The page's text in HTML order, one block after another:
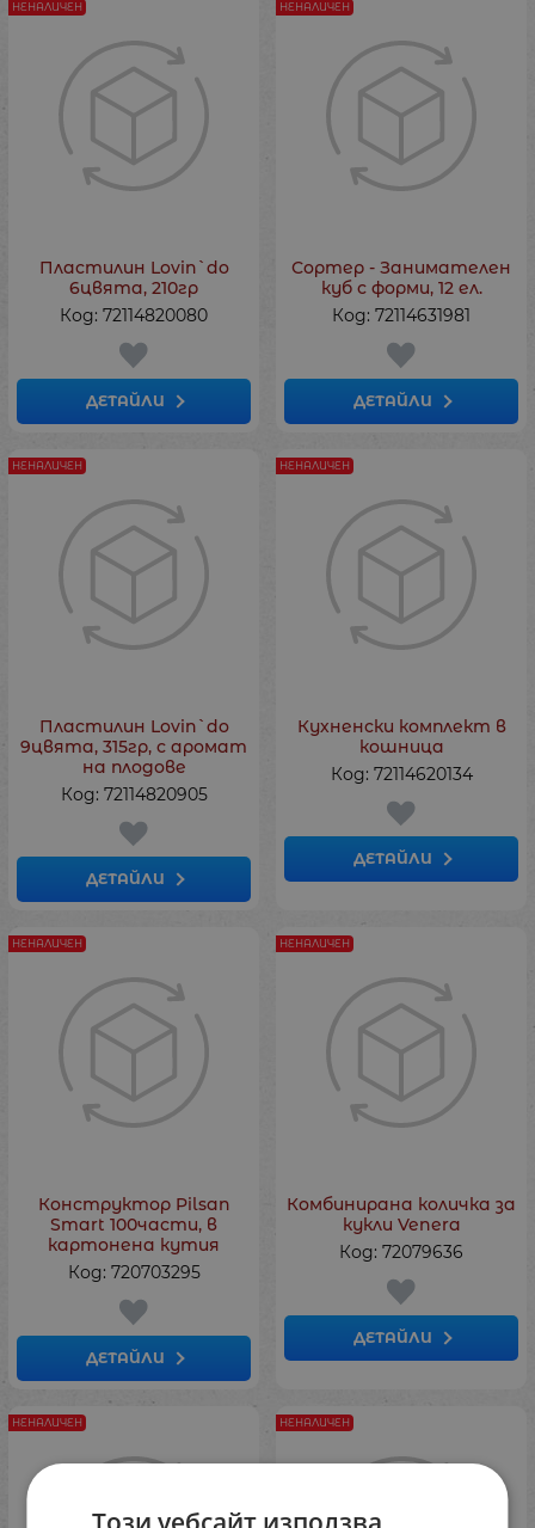
Пластилин Lovin`do
6цвята, 210гр
Код: 72114820080
ДЕТАЙЛИ
НЕНАЛИЧЕН
Сортер - Занимателен
куб с форми, 12 ел.
Код: 72114631981
ДЕТАЙЛИ
НЕНАЛИЧЕН
Пластилин Lovin`do
9цвята, 315гр, с аромат
на плодове
Код: 72114820905
ДЕТАЙЛИ
НЕНАЛИЧЕН
Кухненски комплект в
кошница
Код: 72114620134
ДЕТАЙЛИ
НЕНАЛИЧЕН
Конструктор Pilsan
Smart 100части, в
картонена кутия
Код: 720703295
ДЕТАЙЛИ
НЕНАЛИЧЕН
Комбинирана количка за
кукли Venera
Код: 72079636
ДЕТАЙЛИ
НЕНАЛИЧЕН
НЕНАЛИЧЕН НЕНАЛИЧЕН